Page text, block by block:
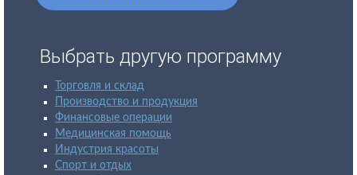
Выбрать другую программу
Торговля и склад
Производство и продукция
Финансовые операции
Медицинская помощь
Индустрия красоты
Спорт и отдых